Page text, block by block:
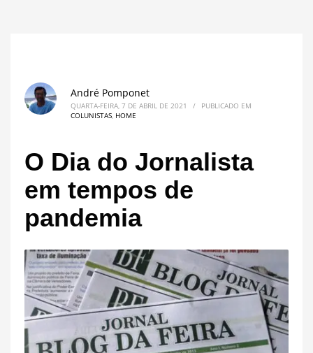
André Pomponet
QUARTA-FEIRA, 7 DE ABRIL DE 2021 /
PUBLICADO EM
COLUNISTAS, HOME
O Dia do Jornalista
em tempos de
pandemia